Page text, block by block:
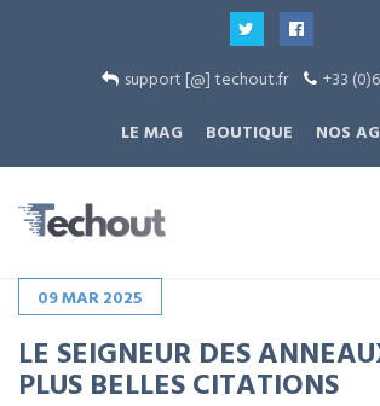
support [@] techout.fr
+33
LE MAG
BOUTIQUE NOS
09MAR2025
LE SEIGNEUR DES
PLUS BELLES CITATIONS